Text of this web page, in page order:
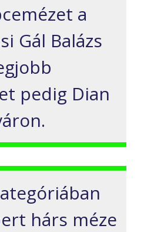
a
Gál Balázs
pedig Dian
hárs méze